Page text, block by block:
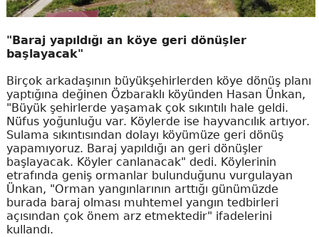
"Baraj yapıldığı an köye geri dönüşler
başlayacak"
Birçok arkadaşının büyükşehirlerden köye dönüş planı
yaptığına değinen Özbaraklı köyünden Hasan Ünkan,
"Büyük şehirlerde yaşamak çok sıkıntılı hale geldi.
Nüfus yoğunluğu var. Köylerde ise hayvancılık artıyor.
Sulama sıkıntısından dolayı köyümüze geri dönüş
yapamıyoruz. Baraj yapıldığı an geri dönüşler
başlayacak. Köyler canlanacak" dedi. Köylerinin
etrafında geniş ormanlar bulunduğunu vurgulayan
Ünkan, "Orman yangınlarının arttığı günümüzde
burada baraj olması muhtemel yangın tedbirleri
açısından çok önem arz etmektedir" ifadelerini
kullandı.